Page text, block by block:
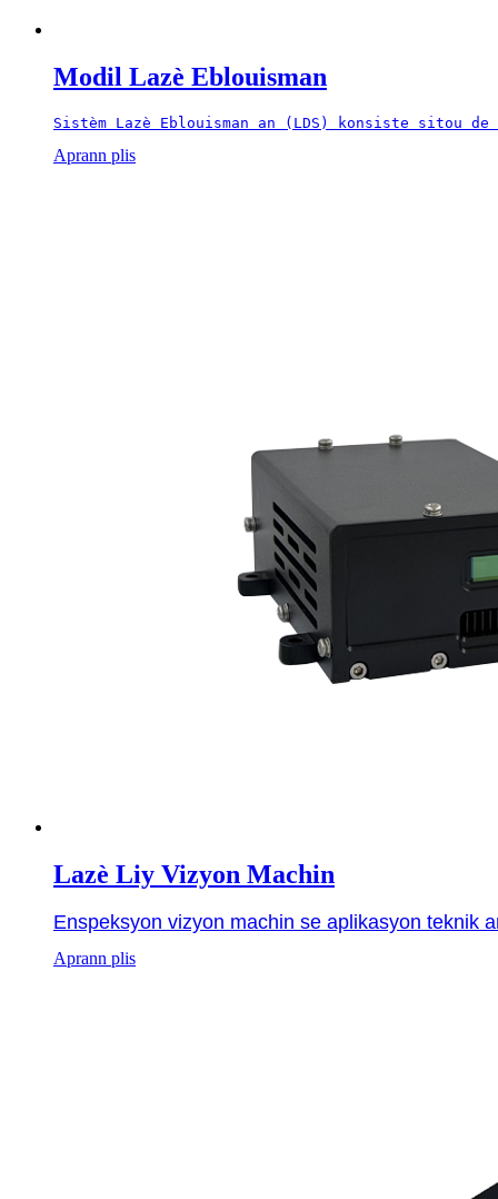
Modil Lazè Eblouisman
Sistèm Lazè Eblouisman an (LDS) konsiste
Aprann plis
Lazè Liy Vizyon Machin
Enspeksyon vizyon machin se aplikasyon teknik
Aprann plis